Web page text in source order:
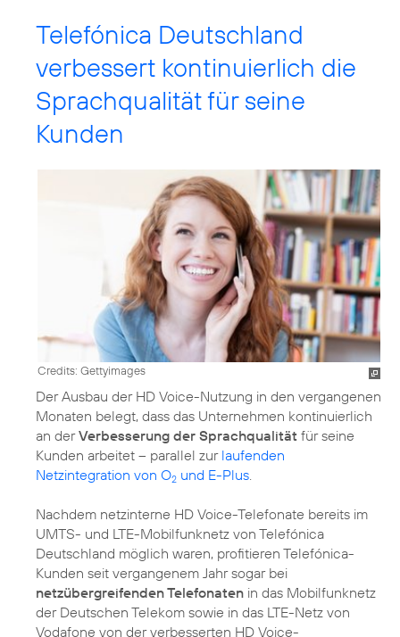
Telefónica Deutschland
verbessert kontinuierlich die
Sprachqualität für seine
Kunden
Credits: Gettyimages
Der Ausbau der HD Voice-Nutzung in den vergangenen
Monaten belegt, dass das Unternehmen kontinuierlich
an derVerbesserung der Sprachqualität für seine
Kunden arbeitet – parallel zur laufenden
Netzintegration von O2 und E-Plus.
Nachdem netzinterne HD Voice-Telefonate bereits im
UMTS- und LTE-Mobilfunknetz von Telefónica
Deutschland möglich waren, profitieren Telefónica-
Kunden seit vergangenem Jahr sogar bei
netzübergreifenden Telefonaten in das Mobilfunknetz
der Deutschen Telekom sowie in das LTE-Netz von
Vodafone von der verbesserten HD Voice-